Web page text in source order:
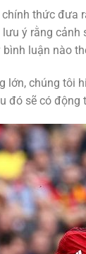
chính thức
ý rằng
luận nào
lớn, chúng tôi
đó sẽ có